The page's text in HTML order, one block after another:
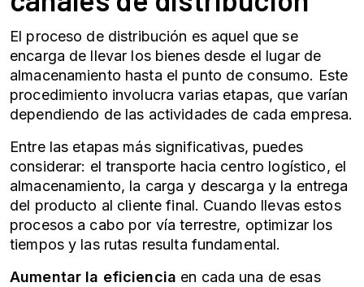
El proceso de distribución es aquel que se
encarga de llevar los bienes desde el lugar de
almacenamiento hasta el punto de consumo. Este
procedimiento involucra varias etapas, que varían
dependiendo de las actividades de cada empresa.
Entre las etapas más significativas, puedes
considerar: el transporte hacia centro logístico, el
almacenamiento, la carga y descarga y la entrega
del producto al cliente final. Cuando llevas estos
procesos a cabo por vía terrestre, optimizar los
tiempos y las rutas resulta fundamental.
Aumentar la eficiencia en cada una de esas